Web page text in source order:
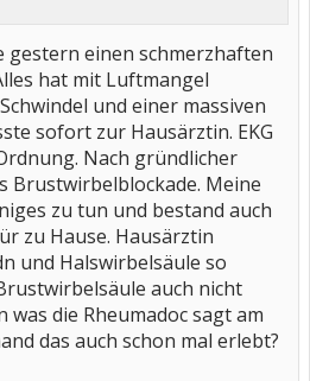
gestern einen schmerzhaften
hat mit Luftmangel
und einer massiven
sofort zur Hausärztin. EKG
Nach gründlicher
Brustwirbelblockade. Meine
zu tun und bestand auch
zu Hause. Hausärztin
und Halswirbelsäule so
auch nicht
was die Rheumadoc sagt am
das auch schon mal erlebt?